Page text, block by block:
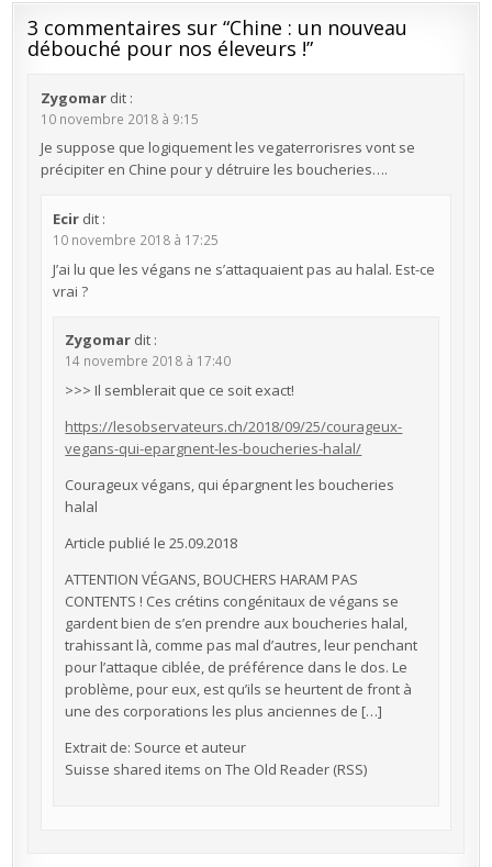
3 commentaires sur “Chine : un nouveau
débouché pour nos éleveurs !”
Zygomar dit :
10 novembre 2018 à 9:15
Je suppose que logiquement les vegaterrorisres vont se
précipiter en Chine pour y détruire les boucheries….
Ecir dit :
10 novembre 2018 à 17:25
J’ai lu que les végans ne s’attaquaient pas au halal. Est-ce
vrai ?
Zygomar dit :
14 novembre 2018 à 17:40
>>> Il semblerait que ce soit exact!
https://lesobservateurs.ch/2018/09/25/courageux-
vegans-qui-epargnent-les-boucheries-halal/
Courageux végans, qui épargnent les boucheries
halal
Article publié le 25.09.2018
ATTENTION VÉGANS, BOUCHERS HARAM PAS
CONTENTS ! Ces crétins congénitaux de végans se
gardent bien de s’en prendre aux boucheries halal,
trahissant là, comme pas mal d’autres, leur penchant
pour l’attaque ciblée, de préférence dans le dos. Le
problème, pour eux, est qu’ils se heurtent de front à
une des corporations les plus anciennes de […]
Extrait de: Source et auteur
Suisse shared items on The Old Reader (RSS)